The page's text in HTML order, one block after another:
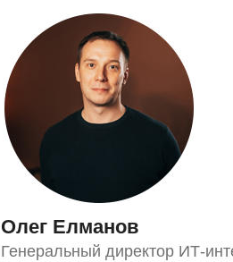
Олег Елманов
Генеральный директор ИТ-